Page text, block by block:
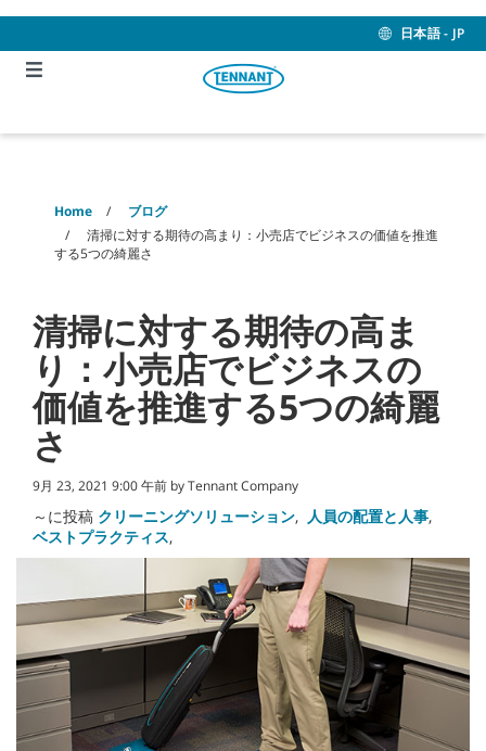
content
navigation
menu
日本語 - JP
Home
ブログ
清掃に対する期待の高まり：小売店でビジネスの価値を推進
する5つの綺麗さ
清掃に対する期待の高ま
り：小売店でビジネスの
価値を推進する5つの綺麗
さ
9月 23, 2021 9:00 午前 by Tennant Company
～に投稿 クリーニングソリューション, 人員の配置と人事,
ベストプラクティス,